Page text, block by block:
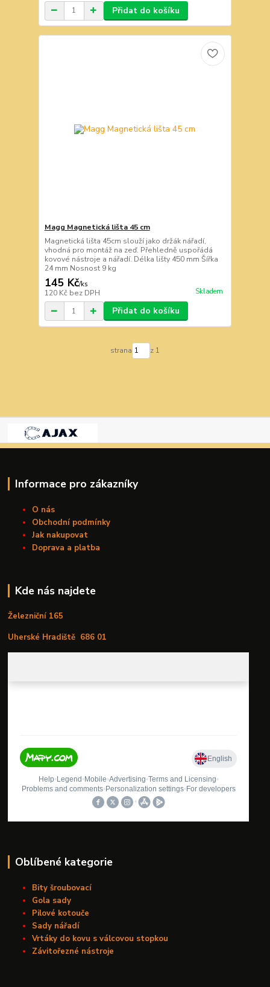
Přidat do košíku
Magg Magnetická lišta 45 cm
Magnetická lišta 45cm slouží jako držák nářadí,
vhodná pro montáž na zeď. Přehledně uspořádá
kovové nástroje a nářadí. Délka lišty 450 mm Šířka
24 mm Nosnost 9 kg
145 Kč/ks
120 Kč bez DPH Skladem
Přidat do košíku
strana z 1
Informace pro zákazníky
O nás
Obchodní podmínky
Jak nakupovat
Doprava a platba
Kde nás najdete
Železniční 165
Uherské Hradiště 686 01
Oblíbené kategorie
Bity šroubovací
Gola sady
Pilové kotouče
Sady nářadí
Vrtáky do kovu s válcovou stopkou
Závitořezné nástroje